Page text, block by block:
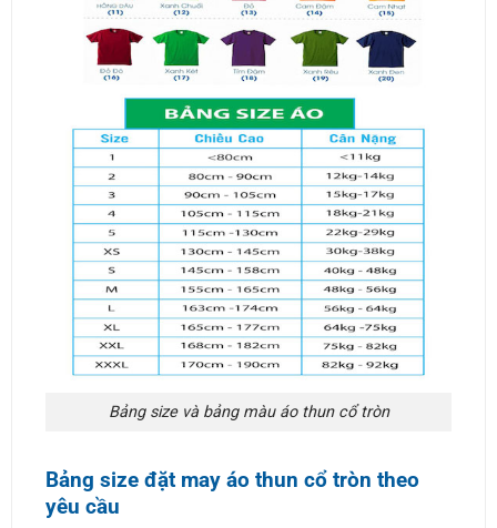
Bảng size và bảng màu áo thun cổ tròn
Bảng size đặt may áo thun cổ tròn theo
yêu cầu